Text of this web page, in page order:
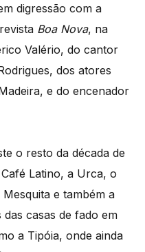
digressão com a
Boa Nova, na
Valério, do cantor
dos atores
e do encenador
o resto da década de
Latino, a Urca, o
e também a
casas de fado em
a Tipóia, onde ainda